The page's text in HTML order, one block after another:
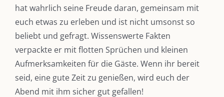
hat wahrlich seine Freude daran, gemeinsam mit
euch etwas zu erleben und ist nicht umsonst so
beliebt und gefragt. Wissenswerte Fakten
verpackte er mit flotten Sprüchen und kleinen
Aufmerksamkeiten für die Gäste. Wenn ihr bereit
seid, eine gute Zeit zu genießen, wird euch der
Abend mit ihm sicher gut gefallen!